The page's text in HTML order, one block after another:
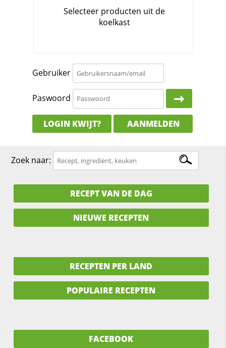
Gebruiker
Paswoord
LOGIN KWIJT? AANMELDEN
Zoek naar:
RECEPT VAN DE DAG
NIEUWE RECEPTEN
RECEPTEN PER LAND
POPULAIRE RECEPTEN
FACEBOOK